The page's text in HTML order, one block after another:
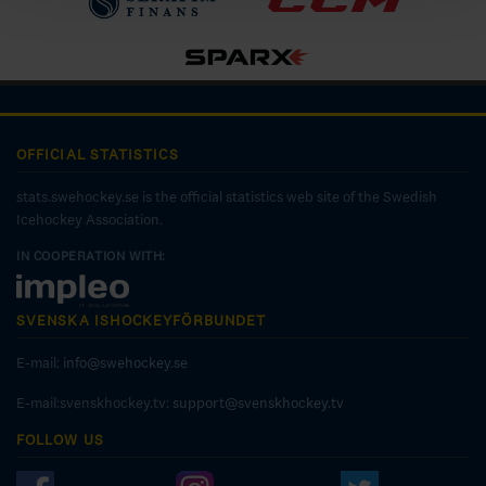
OFFICIAL STATISTICS
stats.swehockey.se is the official statistics web site of the Swedish
Icehockey Association.
IN COOPERATION WITH:
SVENSKA ISHOCKEYFÖRBUNDET
E-mail: info@swehockey.se
E-mail:svenskhockey.tv: support@svenskhockey.tv
FOLLOW US